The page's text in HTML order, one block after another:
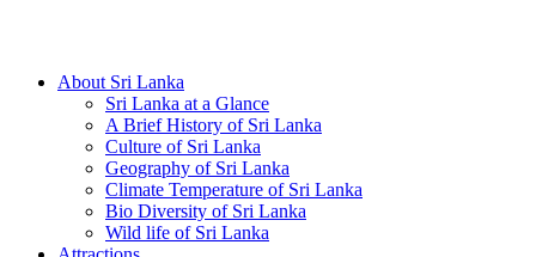
About Sri Lanka
Sri Lanka at a Glance
A Brief History of Sri Lanka
Culture of Sri Lanka
Geography of Sri Lanka
Climate Temperature of Sri Lanka
Bio Diversity of Sri Lanka
Wild life of Sri Lanka